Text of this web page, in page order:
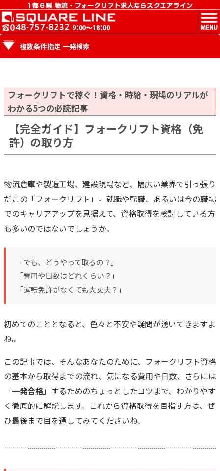
MENU
複数条件指定 一発検索
フォークリフトで稼ぐ！資格・時給・現場のリアルが
わかる5つの必読記事
【完全ガイド】フォークリフト資格（免
許）の取り方
物流倉庫や製造工場、建設現場など、幅広い業界で引っ張り
だこの「フォークリフト」。就職や転職、あるいは今の職場
でのキャリアアップを見据えて、資格取得を検討している方
も多いのではないでしょうか。
「でも、どうやって取るの？」
「費用や日数はどれくらい？」
「運転免許がなくても大丈夫？」
初めてのこととなると、色々と不安や疑問が湧いてきますよ
ね。
この記事では、そんなあなたのために、フォークリフト資格
の基本から取得までの流れ、気になる費用や日数、さらには
「一発合格」するためのちょっとしたコツまで、わかりやす
く徹底的に解説します。これから資格取得を目指す方は、ぜ
ひ最後まで目を通してみてくださいね。